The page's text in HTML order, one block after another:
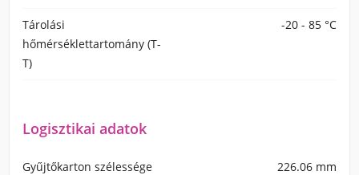
Tárolási
hőmérséklettartomány (T-
T)
-20 - 85 °C
Logisztikai adatok
Gyűjtőkarton szélessége 226.06 mm